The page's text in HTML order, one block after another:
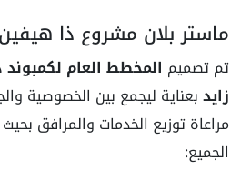
ماستر بلان مشروع ذا
تم تصميم المخطط العام
زايدبعناية ليجمع بين الخصوصية
مراعاة توزيع الخدمات والمرافق
الجميع: